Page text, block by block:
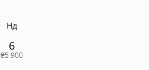
Нд
6
₴5 900